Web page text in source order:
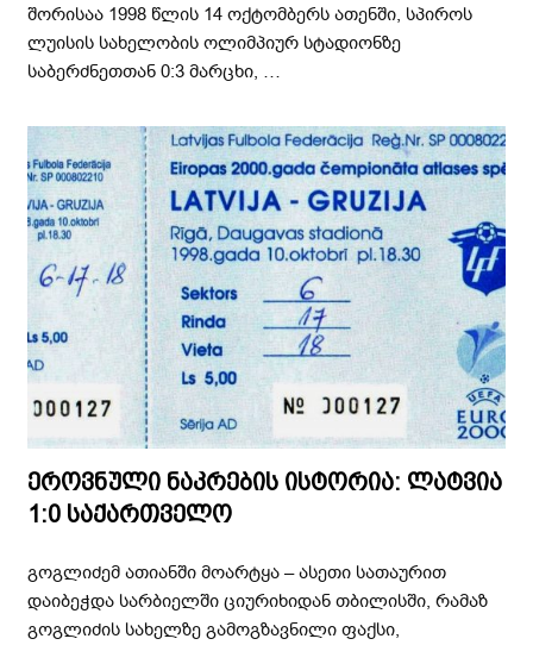
შორისაა 1998 წლის 14 ოქტომბერს ათენში, სპიროს
ლუისის სახელობის ოლიმპიურ სტადიონზე
საბერძნეთთან 0:3 მარცხი, …
ეროვნული ნაკრების ისტორია: ლატვია
1:0 საქართველო
გოგლიძემ ათიანში მოარტყა – ასეთი სათაურით
დაიბეჭდა სარბიელში ციურიხიდან თბილისში, რამაზ
გოგლიძის სახელზე გამოგზავნილი ფაქსი,